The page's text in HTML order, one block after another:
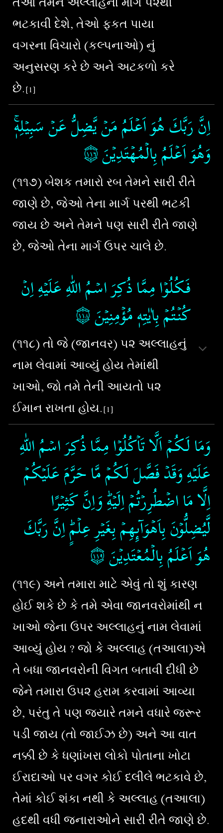
ભટકાવી દેશે, તેઓ ફકત પાયા
વગરના વિચારો (કલ્પનાઓ) નું
અનુસરણ કરે છે અને અટકળો કરે
છે.[1]
اِنَّ رَبَّكَ هُوَ اَعۡلَمُ مَنۡ يَّضِلُّ عَنۡ سَبِيۡلِهٖ​ۚ
وَهُوَ اَعۡلَمُ بِالۡمُهۡتَدِيۡنَ‏‏‏‏‏۝١١٦
(૧૧૭) બેશક તમારો રબ તેમને સારી રીતે
જાણે છે, જેઓ તેના માર્ગ પરથી ભટકી
જાય છે અને તેમને પણ સારી રીતે જાણે
છે, જેઓ તેના માર્ગ ઉપર ચાલે છે.
فَـكُلُوۡا مِمَّا ذُكِرَ اسۡمُ اللّٰهِ عَلَيۡهِ اِنۡ
كُنۡتُمۡ بِاٰيٰتِهٖ مُؤۡمِنِيۡنَ‏۝١١٨
(૧૧૮) તો જે (જાનવર) ૫૨ અલ્લાહનું
નામ લેવામાં આવ્યું હોય તેમાંથી
ખાઓ, જો તમે તેની આયતો ૫૨
ઈમાન રાખતા હોય.[1]
وَمَا لَـكُمۡ اَلَّا تَاۡكُلُوۡا مِمَّا ذُكِرَ اسۡمُ اللّٰهِ
عَلَيۡهِ وَقَدۡ فَصَّلَ لَـكُمۡ مَّا حَرَّمَ عَلَيۡكُمۡ
اِلَّا مَا اضۡطُرِرۡتُمۡ اِلَيۡهِؕ وَاِنَّ كَثِيۡرًا
لَّيُضِلُّوۡنَ بِاَهۡوَآٮِٕهِمۡ بِغَيۡرِ عِلۡمٍ​ؕ اِنَّ رَبَّكَ
هُوَ اَعۡلَمُ بِالۡمُعۡتَدِيۡنَ‏۝١١٩
(૧૧૯) અને તમારા માટે એવું તો શું કારણ
હોઈ શકે છે કે તમે એવા જાનવરોમાંથી ન
ખાઓ જેના ઉપર અલ્લાહનું નામ લેવામાં
આવ્યું હોય ? જો કે અલ્લાહ (તઆલા)એ
તે બધા જાનવરોની વિગત બતાવી દીધી છે
જેને તમારા ઉ૫૨ હરામ કરવામાં આવ્યા
છે, પરંતુ તે પણ જયારે તમને વધારે જરૂર
પડી જાય (તો જાઈઝ છે) અને આ વાત
નક્કી છે કે ધણાંખરા લોકો પોતાના ખોટા
ઈરાદાઓ પર વગર કોઈ દલીલે ભટકાવે છે,
તેમાં કોઈ શંકા નથી કે અલ્લાહ (તઆલા)
હદથી વધી જનારાઓને સારી રીતે જાણે છે.